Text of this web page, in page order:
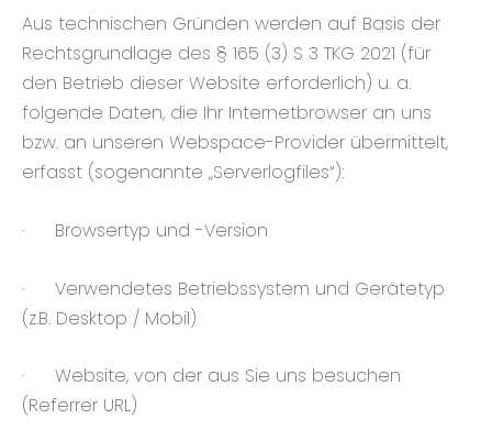
Aus technischen Gründen werden auf Basis der
Rechtsgrundlage des § 165 (3) S 3 TKG 2021 (für
den Betrieb dieser Website erforderlich) u. a.
folgende Daten, die Ihr Internetbrowser an uns
bzw. an unseren Webspace-Provider übermittelt,
erfasst (sogenannte „Serverlogfiles“):
· Browsertyp und -Version
·
Verwendetes Betriebssystem und Gerätetyp
(z.B. Desktop / Mobil)
·
Website, von der aus Sie uns besuchen
(Referrer URL)